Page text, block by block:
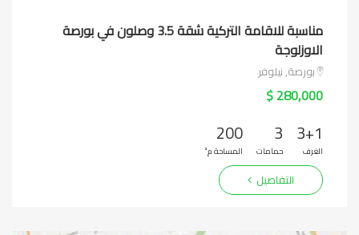
مناسبة للاقامة التركية شقة 3.5 وصلون في بورصة
الاوزلوجة
بورصة, نيلوفر
280,000 $
3+1
الغرف
3
حمامات
200
المساحة م²
التفاصيل